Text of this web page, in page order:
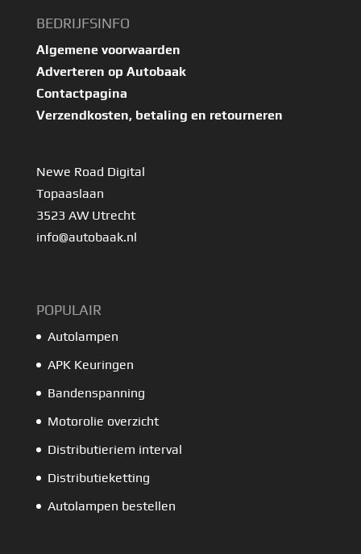
BEDRIJFSINFO
Algemene voorwaarden
Adverteren op Autobaak
Contactpagina
Verzendkosten, betaling en retourneren
Newe Road Digital
Topaaslaan
3523 AW Utrecht
info@autobaak.nl
POPULAIR
Autolampen
APK Keuringen
Bandenspanning
Motorolie overzicht
Distributieriem interval
Distributieketting
Autolampen bestellen